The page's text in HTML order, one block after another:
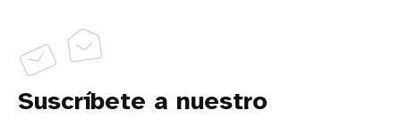
Suscríbete a nuestro